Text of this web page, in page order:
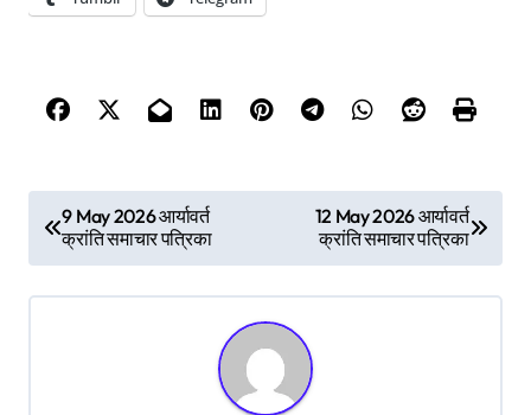
s
9 May 2026 आर्यावर्त
क्रांति समाचार पत्रिका
12 May 2026 आर्यावर्त
क्रांति समाचार पत्रिका